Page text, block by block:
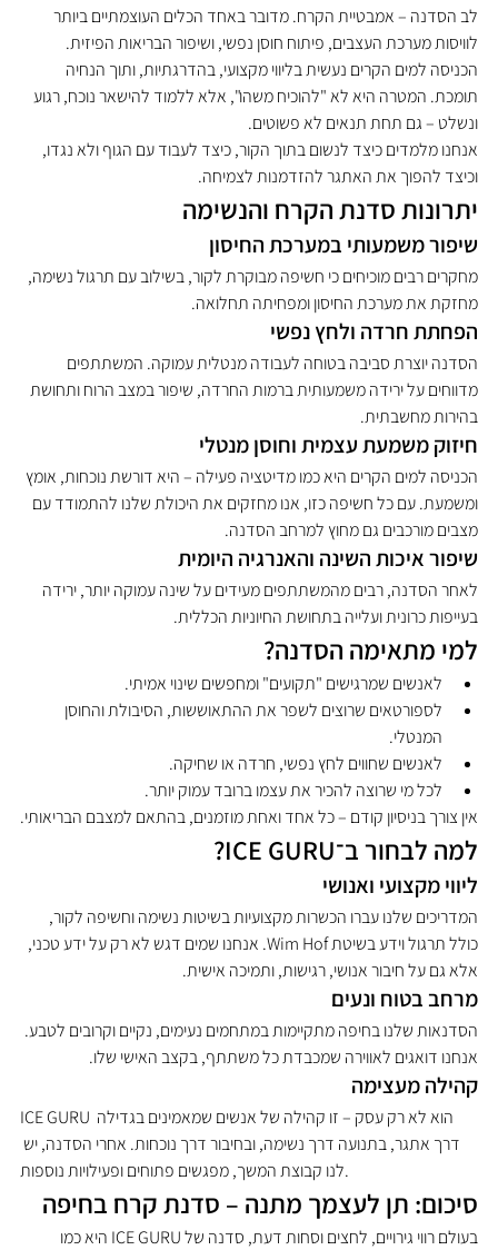
לב הסדנה – אמבטיית הקרח. מדובר באחד הכלים העוצמתיים ביותר
לוויסות מערכת העצבים, פיתוח חוסן נפשי, ושיפור הבריאות הפיזית.
הכניסה למים הקרים נעשית בליווי מקצועי, בהדרגתיות, ותוך הנחיה
תומכת. המטרה היא לא "להוכיח משהו", אלא ללמוד להישאר נוכח, רגוע
ונשלט – גם תחת תנאים לא פשוטים.
אנחנו מלמדים כיצד לנשום בתוך הקור, כיצד לעבוד עם הגוף ולא נגדו,
וכיצד להפוך את האתגר להזדמנות לצמיחה.
יתרונות סדנת הקרח והנשימה
שיפור משמעותי במערכת החיסון
מחקרים רבים מוכיחים כי חשיפה מבוקרת לקור, בשילוב עם תרגול נשימה,
מחזקת את מערכת החיסון ומפחיתה תחלואה.
הפחתת חרדה ולחץ נפשי
הסדנה יוצרת סביבה בטוחה לעבודה מנטלית עמוקה. המשתתפים
מדווחים על ירידה משמעותית ברמות החרדה, שיפור במצב הרוח ותחושת
בהירות מחשבתית.
חיזוק משמעת עצמית וחוסן מנטלי
הכניסה למים הקרים היא כמו מדיטציה פעילה – היא דורשת נוכחות, אומץ
ומשמעת. עם כל חשיפה כזו, אנו מחזקים את היכולת שלנו להתמודד עם
מצבים מורכבים גם מחוץ למרחב הסדנה.
שיפור איכות השינה והאנרגיה היומית
לאחר הסדנה, רבים מהמשתתפים מעידים על שינה עמוקה יותר, ירידה
בעייפות כרונית ועלייה בתחושת החיוניות הכללית.
למי מתאימה הסדנה?
לאנשים שמרגישים "תקועים" ומחפשים שינוי אמיתי.
לספורטאים שרוצים לשפר את ההתאוששות, הסיבולת והחוסן
המנטלי.
לאנשים שחווים לחץ נפשי, חרדה או שחיקה.
לכל מי שרוצה להכיר את עצמו ברובד עמוק יותר.
אין צורך בניסיון קודם – כל אחד ואחת מוזמנים, בהתאם למצבם הבריאותי.
למה לבחור ב־ICE GURU?
ליווי מקצועי ואנושי
המדריכים שלנו עברו הכשרות מקצועיות בשיטות נשימה וחשיפה לקור,
כולל תרגול וידע בשיטת Wim Hof. אנחנו שמים דגש לא רק על ידע טכני,
אלא גם על חיבור אנושי, רגישות, ותמיכה אישית.
מרחב בטוח ונעים
הסדנאות שלנו בחיפה מתקיימות במתחמים נעימים, נקיים וקרובים לטבע.
אנחנו דואגים לאווירה שמכבדת כל משתתף, בקצב האישי שלו.
קהילה מעצימה
ICE GURU הוא לא רק עסק – זו קהילה של אנשים שמאמינים בגדילה
דרך אתגר, בתנועה דרך נשימה, ובחיבור דרך נוכחות. אחרי הסדנה, יש
לנו קבוצת המשך, מפגשים פתוחים ופעילויות נוספות.
סיכום: תן לעצמך מתנה – סדנת קרח בחיפה
בעולם רווי גירויים, לחצים וסחות דעת, סדנה של ICE GURU היא כמו